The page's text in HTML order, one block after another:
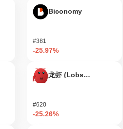
Biconomy
#381
-25.97%
龙虾 (Lobster)
#620
-25.26%